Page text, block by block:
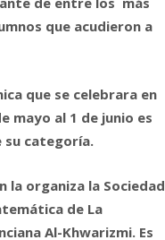
que acudieron a
que se celebrara en
mayo al 1 de junio es
su categoría.
la organiza la Sociedad
de La
Al-Khwarizmi. Es